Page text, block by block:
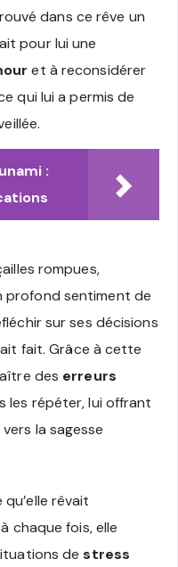
dans ce rêve un
pour lui une
et à reconsidérer
qui lui a permis de
:
rompues,
profond sentiment de
sur ses décisions
fait. Grâce à cette
des erreurs
les répéter, lui offrant
la sagesse
rêvait
chaque fois, elle
destress